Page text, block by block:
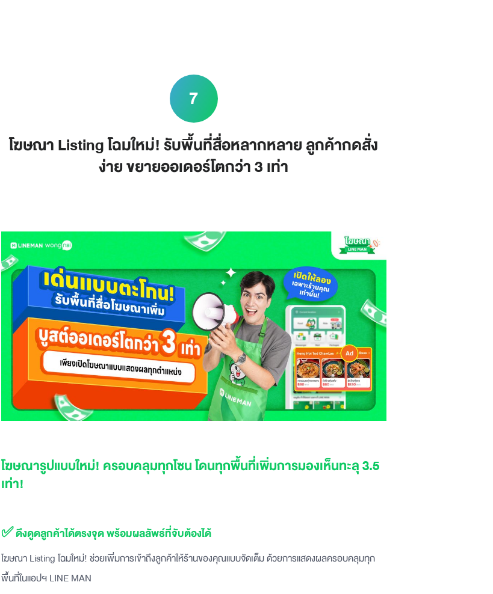
7
โฆษณา Listing โฉมใหม่! รับพื้นที่สื่อหลากหลาย ลูกค้ากดสั่ง
ง่าย ขยายออเดอร์โตกว่า 3 เท่า
โฆษณารูปแบบใหม่! ครอบคลุมทุกโซน โดนทุกพื้นที่เพิ่มการมองเห็นทะลุ 3.5
เท่า!
✅ ดึงดูดลูกค้าได้ตรงจุด พร้อมผลลัพธ์ที่จับต้องได้
โฆษณา Listing โฉมใหม่! ช่วยเพิ่มการเข้าถึงลูกค้าให้ร้านของคุณแบบจัดเต็ม ด้วยการแสดงผลครอบคลุมทุก
พื้นที่ในแอปฯ LINE MAN